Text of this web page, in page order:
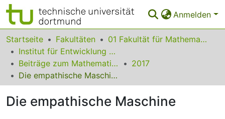
Anmelden
Bereiche & Sammlungen
Das gesamte Repositorium
Statistiken
FAQ
Startseite Fakultäten
01 Fakultät für Mathematik
Institut für Entwicklung und Erforschung des Mathematikunterrichts
Beiträge zum Mathematikunterricht
2017
Die empathische Maschine
Die empathische Maschine